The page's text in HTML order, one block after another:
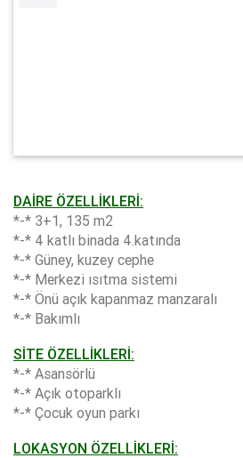
DAİRE ÖZELLİKLERİ:
*-* 3+1, 135 m2
*-* 4 katlı binada 4.katında
*-* Güney, kuzey cephe
*-* Merkezi ısıtma sistemi
*-* Önü açık kapanmaz manzaralı
*-* Bakımlı
SİTE ÖZELLİKLERİ:
*-* Asansörlü
*-* Açık otoparklı
*-* Çocuk oyun parkı
LOKASYON ÖZELLİKLERİ: